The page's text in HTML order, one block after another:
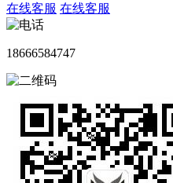
在线客服 在线客服
18666584747